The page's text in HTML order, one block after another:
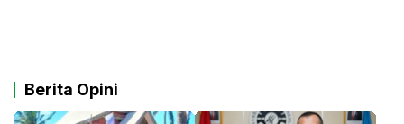
Berita Opini